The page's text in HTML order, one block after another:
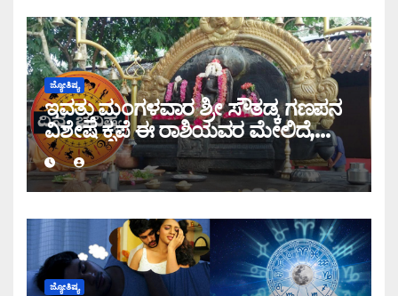
ಜ್ಯೋತಿಷ್ಯ
ಇವತ್ತು ಮಂಗಳವಾರ ಶ್ರೀ ಸೌತಡ್ಕ ಗಣಪನ
ವಿಶೇಷ ಕೃಪೆ ಈ ರಾಶಿಯವರ ಮೇಲಿದೆ,
ಇಂದಿನ ರಾಶಿ ಭವಿಷ್ಯ ತಿಳಿಯಿರಿ
ಜ್ಯೋತಿಷ್ಯ